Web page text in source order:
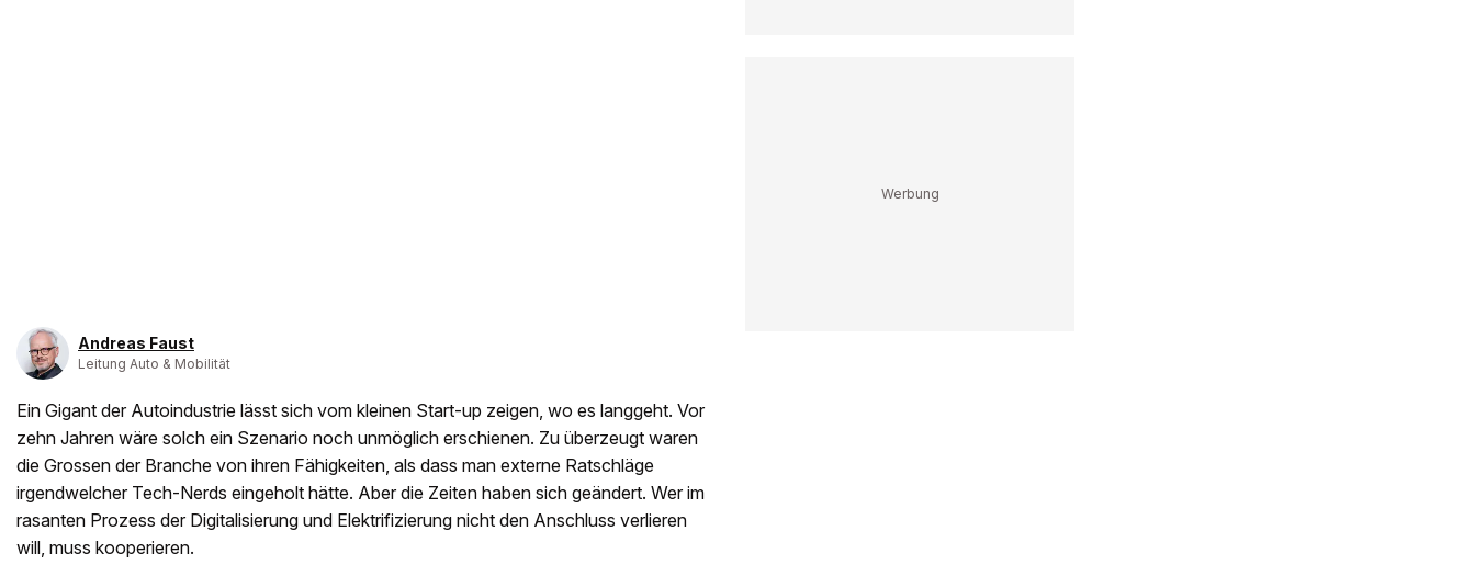
Andreas Faust
Leitung Auto & Mobilität
Ein Gigant der Autoindustrie lässt sich vom kleinen Start-up zeigen, wo es langgeht. Vor
zehn Jahren wäre solch ein Szenario noch unmöglich erschienen. Zu überzeugt waren
die Grossen der Branche von ihren Fähigkeiten, als dass man externe Ratschläge
irgendwelcher Tech-Nerds eingeholt hätte. Aber die Zeiten haben sich geändert. Wer im
rasanten Prozess der Digitalisierung und Elektrifizierung nicht den Anschluss verlieren
will, muss kooperieren.